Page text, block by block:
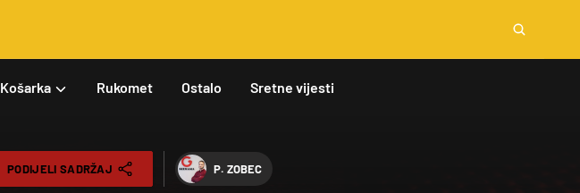
Košarka Rukomet Ostalo Sretne vijesti
PODIJELI SADRŽAJ P. ZOBEC